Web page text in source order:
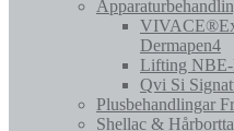
Dermapen4
Lifting NBE-
Qvi Si
Plusbehandlingar
Shellac &